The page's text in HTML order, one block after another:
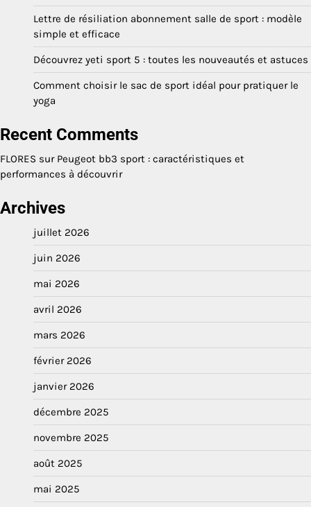
Lettre de résiliation abonnement salle de sport : modèle
simple et efficace
Découvrez yeti sport 5 : toutes les nouveautés et astuces
Comment choisir le sac de sport idéal pour pratiquer le
yoga
Recent Comments
FLORES sur Peugeot bb3 sport : caractéristiques et
performances à découvrir
Archives
juillet 2026
juin 2026
mai 2026
avril 2026
mars 2026
février 2026
janvier 2026
décembre 2025
novembre 2025
août 2025
mai 2025